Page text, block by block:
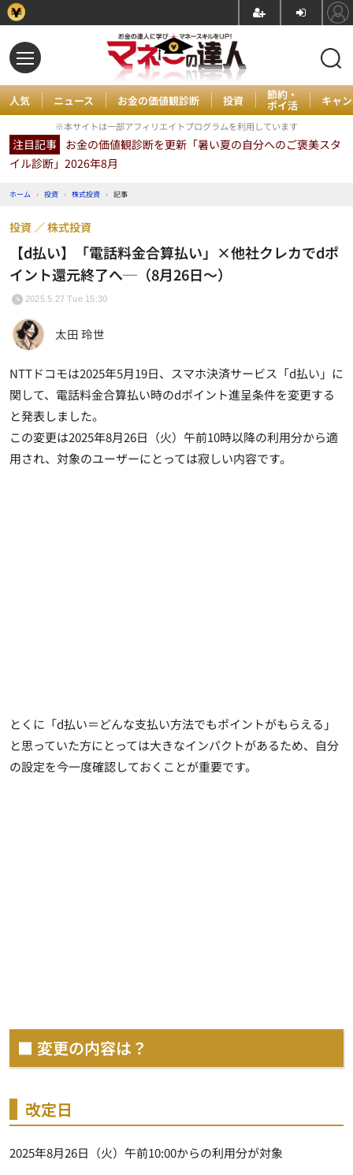
人気 ニュース お金の価値観診断 投資 節約・
ポイ活 キャ
※本サイトは一部アフィリエイトプログラムを利用しています
注目記事 お金の価値観診断を更新「暑い夏の自分へのご褒美スタ
イル診断」2026年8月
ホーム › 投資 › 株式投資 › 記事
【d払い】「電話料金合算払い」×他社クレカでdポ
イント還元終了へ─（8月26日～）
投資 株式投資
2025.5.27 Tue 15:30
太田 玲世
NTTドコモは2025年5月19日、スマホ決済サービス「d払い」に
関して、電話料金合算払い時のdポイント進呈条件を変更する
と発表しました。
この変更は2025年8月26日（火）午前10時以降の利用分から適
用され、対象のユーザーにとっては寂しい内容です。
とくに「d払い＝どんな支払い方法でもポイントがもらえる」
と思っていた方にとっては大きなインパクトがあるため、自分
の設定を今一度確認しておくことが重要です。
■ 変更の内容は？
改定日
2025年8月26日（火）午前10:00からの利用分が対象